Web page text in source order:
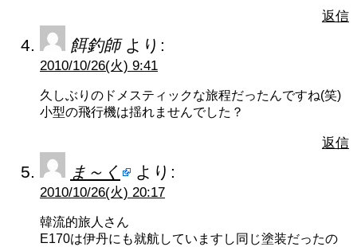
返信
餌釣師 より:
2010/10/26(火) 9:41
久しぶりのドメスティックな旅程だったんですね(笑)
小型の飛行機は揺れませんでした？
返信
ま～く より:
2010/10/26(火) 20:17
韓流的旅人さん
E170は伊丹にも就航していますし同じ塗装だったの